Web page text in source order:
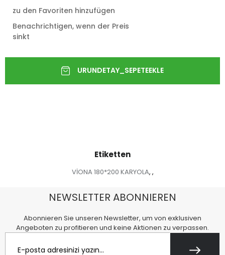
zu den Favoriten hinzufügen
Benachrichtigen, wenn der Preis
sinkt
Etiketten
VİONA 180*200 KARYOLA, ,
NEWSLETTER ABONNIEREN
Abonnieren Sie unseren Newsletter, um von exklusiven
Angeboten zu profitieren und keine Aktionen zu verpassen.